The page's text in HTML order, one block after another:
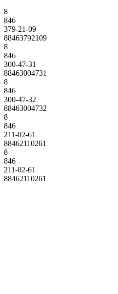
8
846
379-21-09
88463792109
8
846
300-47-31
88463004731
8
846
300-47-32
88463004732
8
846
211-02-61
88462110261
8
846
211-02-61
88462110261